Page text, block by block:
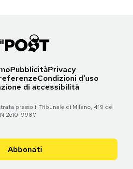
PubblicitàPrivacy
Condizioni d'uso
di accessibilità
presso il Tribunale di Milano, 419 del
2610-9980
Abbonati